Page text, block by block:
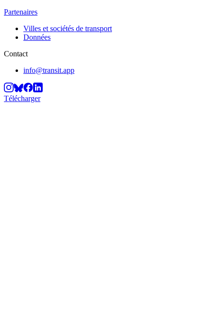
Partenaires
Villes et sociétés de transport
Données
Contact
info@transit.app
Télécharger